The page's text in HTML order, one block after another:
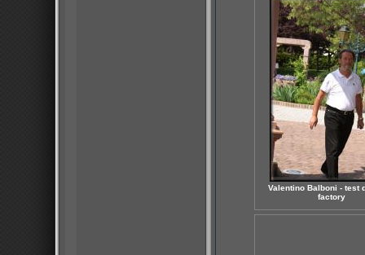
Valentino Balboni - test
factory